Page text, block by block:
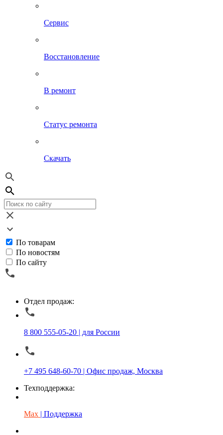
Сервис
Восстановление
В ремонт
Статус ремонта
Скачать
По товарам
По новостям
По сайту
Отдел продаж:
8 800 555-05-20 | для России
+7 495 648-60-70 | Офис продаж, Москва
Техподдержка:
Max | Поддержка